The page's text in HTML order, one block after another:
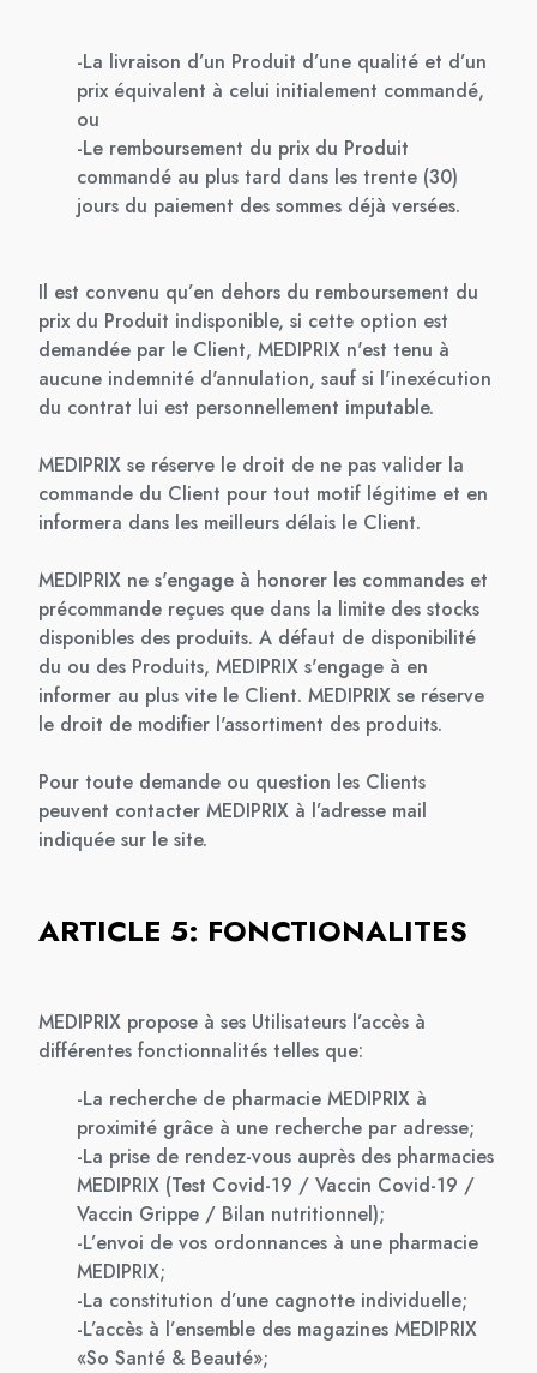
-La livraison d’un Produit d’une qualité et d’un
prix équivalent à celui initialement commandé,
ou
-Le remboursement du prix du Produit
commandé au plus tard dans les trente (30)
jours du paiement des sommes déjà versées.
Il est convenu qu’en dehors du remboursement du
prix du Produit indisponible, si cette option est
demandée par le Client, MEDIPRIX n'est tenu à
aucune indemnité d'annulation, sauf si l'inexécution
du contrat lui est personnellement imputable.
MEDIPRIX se réserve le droit de ne pas valider la
commande du Client pour tout motif légitime et en
informera dans les meilleurs délais le Client.
MEDIPRIX ne s'engage à honorer les commandes et
précommande reçues que dans la limite des stocks
disponibles des produits. A défaut de disponibilité
du ou des Produits, MEDIPRIX s'engage à en
informer au plus vite le Client. MEDIPRIX se réserve
le droit de modifier l'assortiment des produits.
Pour toute demande ou question les Clients
peuvent contacter MEDIPRIX à l’adresse mail
indiquée sur le site.
ARTICLE 5: FONCTIONALITES
MEDIPRIX propose à ses Utilisateurs l’accès à
différentes fonctionnalités telles que:
-La recherche de pharmacie MEDIPRIX à
proximité grâce à une recherche par adresse;
-La prise de rendez-vous auprès des pharmacies
MEDIPRIX (Test Covid-19 / Vaccin Covid-19 /
Vaccin Grippe / Bilan nutritionnel);
-L’envoi de vos ordonnances à une pharmacie
MEDIPRIX;
-La constitution d’une cagnotte individuelle;
-L’accès à l’ensemble des magazines MEDIPRIX
«So Santé & Beauté»;